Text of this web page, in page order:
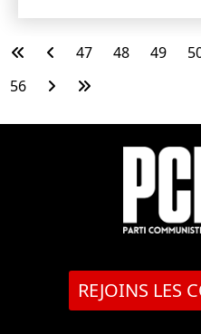
47 48 49
56
REJOINS LES